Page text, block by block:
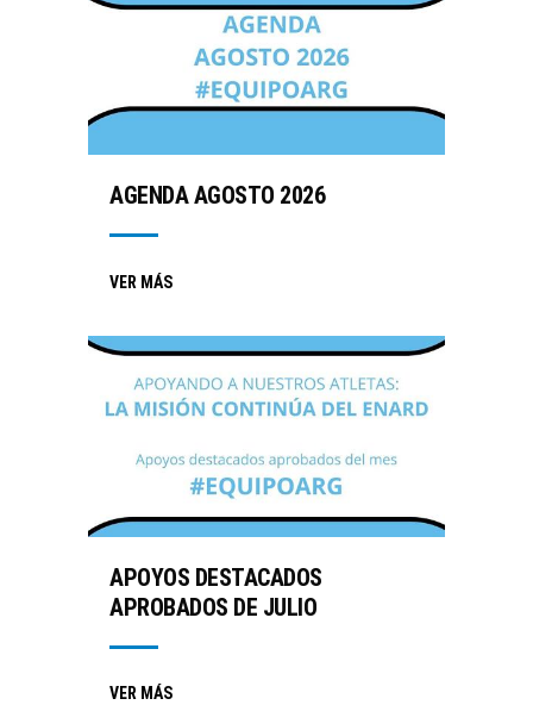
AGENDA AGOSTO 2026
VER MÁS
APOYOS DESTACADOS
APROBADOS DE JULIO
VER MÁS